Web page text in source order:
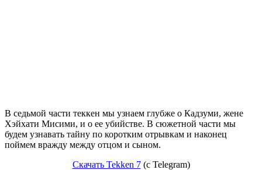
В седьмой части теккен мы узнаем глубже о Кадзуми, жене
Хэйхати Мисими, и о ее убийстве. В сюжетной части мы
будем узнавать тайну по коротким отрывкам и наконец
поймем вражду между отцом и сыном.
Скачать Tekken 7(с Telegram)